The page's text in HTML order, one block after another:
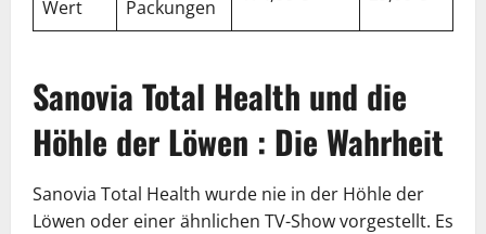
Wert
Packungen
Sanovia Total Health und die
Höhle der Löwen : Die Wahrheit
Sanovia Total Health wurde nie in der Höhle der
Löwen oder einer ähnlichen TV-Show vorgestellt. Es